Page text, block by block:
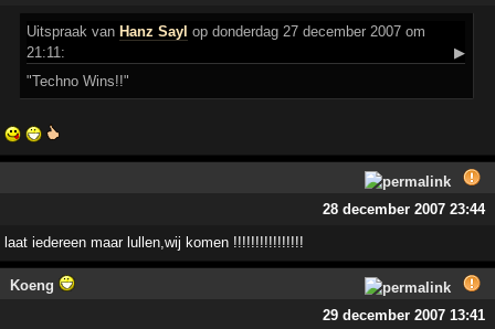
Uitspraak vanHanz Sayl op donderdag 27 december 2007 om
21:11:
▶
"Techno Wins!!"
28 december 2007 23:44
laat iedereen maar lullen,wij komen !!!!!!!!!!!!!!!!
Koeng
29 december 2007 13:41